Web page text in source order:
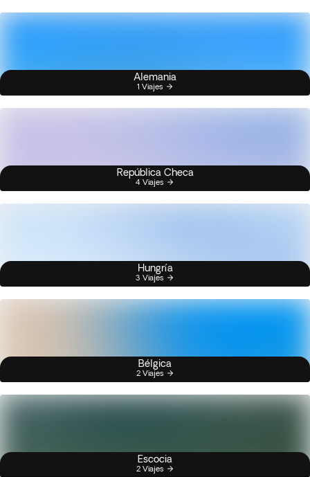
Alemania
1 Viajes
República Checa
4 Viajes
Hungría
3 Viajes
Bélgica
2 Viajes
Escocia
2 Viajes